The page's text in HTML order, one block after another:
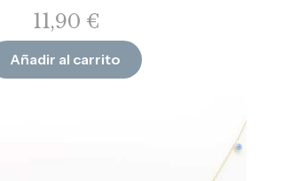
11,90 €
Añadir al carrito